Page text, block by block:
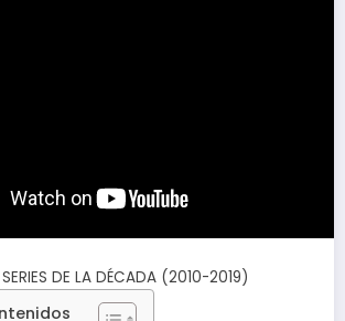
SERIES DE LA DÉCADA (2010-2019)